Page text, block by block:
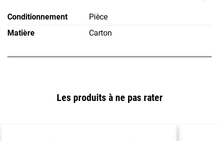
Conditionnement
Pièce
Matière
Carton
Les produits à ne pas rater